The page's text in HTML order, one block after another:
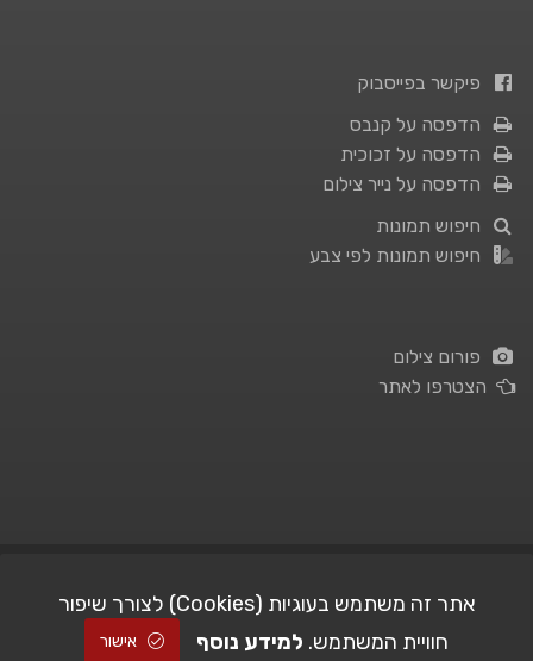
פיקשר בפייסבוק
הדפסה על קנבס
הדפסה על זכוכית
הדפסה על נייר צילום
חיפוש תמונות
חיפוש תמונות לפי צבע
פורום צילום
הצטרפו לאתר
© All Rights Reserved | STUDIO101| Picshare.co.il - כל הזכויות שמורות
אתר זה משתמש בעוגיות (Cookies) לצורך שיפור
חוויית המשתמש. למידע נוסף